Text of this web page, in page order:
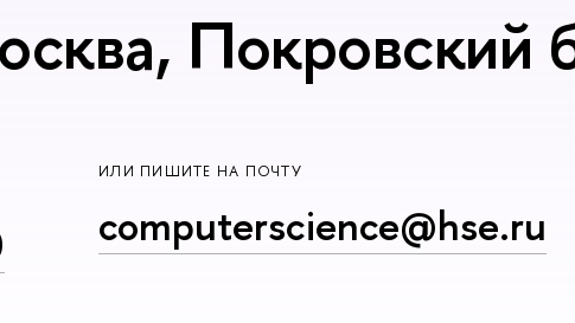
Покровский
ИЛИ ПИШИТЕ НА ПОЧТУ
computerscience@hse.ru